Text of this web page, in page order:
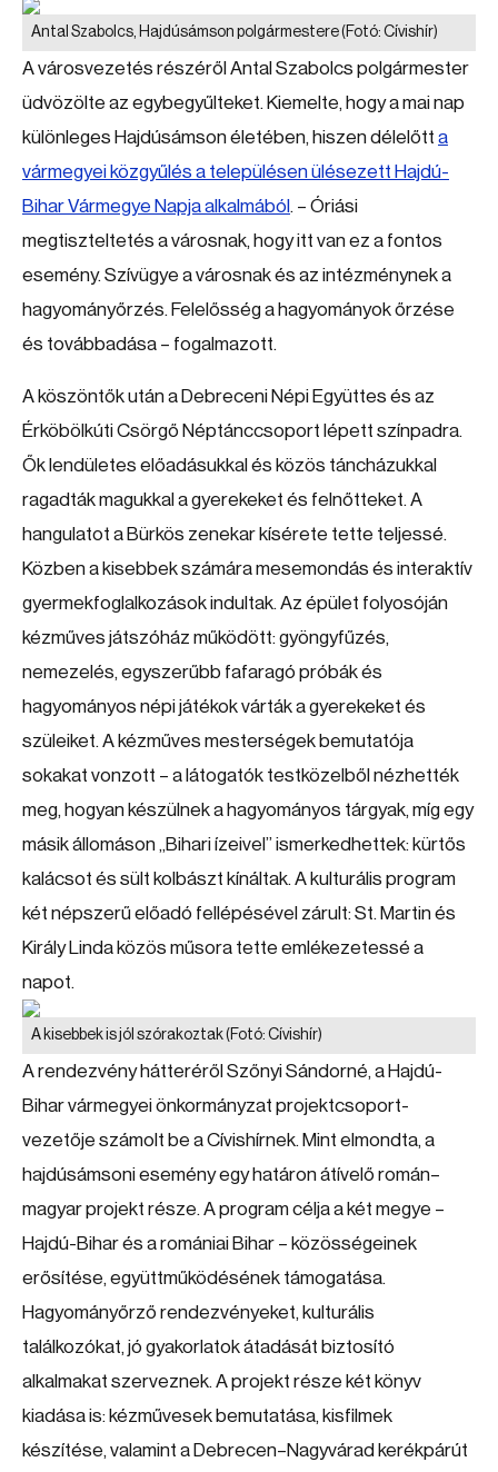
Antal Szabolcs, Hajdúsámson polgármestere(Fotó: Cívishír)
A városvezetés részéről Antal Szabolcs polgármester
üdvözölte az egybegyűlteket. Kiemelte, hogy a mai nap
különleges Hajdúsámson életében, hiszen délelőtt a
vármegyei közgyűlés a településen ülésezett Hajdú-
Bihar Vármegye Napja alkalmából . – Óriási
megtiszteltetés a városnak, hogy itt van ez a fontos
esemény. Szívügye a városnak és az intézménynek a
hagyományőrzés. Felelősség a hagyományok őrzése
és továbbadása – fogalmazott.
A köszöntők után a Debreceni Népi Együttes és az
Érköbölkúti Csörgő Néptánccsoport lépett színpadra.
Ők lendületes előadásukkal és közös táncházukkal
ragadták magukkal a gyerekeket és felnőtteket. A
hangulatot a Bürkös zenekar kísérete tette teljessé.
Közben a kisebbek számára mesemondás és interaktív
gyermekfoglalkozások indultak. Az épület folyosóján
kézműves játszóház működött: gyöngyfűzés,
nemezelés, egyszerűbb fafaragó próbák és
hagyományos népi játékok várták a gyerekeket és
szüleiket. A kézműves mesterségek bemutatója
sokakat vonzott – a látogatók testközelből nézhették
meg, hogyan készülnek a hagyományos tárgyak, míg egy
másik állomáson „Bihari ízeivel” ismerkedhettek: kürtős
kalácsot és sült kolbászt kínáltak. A kulturális program
két népszerű előadó fellépésével zárult: St. Martin és
Király Linda közös műsora tette emlékezetessé a
napot.
A kisebbek is jól szórakoztak(Fotó: Cívishír)
A rendezvény hátteréről Szőnyi Sándorné, a Hajdú-
Bihar vármegyei önkormányzat projektcsoport-
vezetője számolt be a Cívishírnek. Mint elmondta, a
hajdúsámsoni esemény egy határon átívelő román–
magyar projekt része. A program célja a két megye –
Hajdú-Bihar és a romániai Bihar – közösségeinek
erősítése, együttműködésének támogatása.
Hagyományőrző rendezvényeket, kulturális
találkozókat, jó gyakorlatok átadását biztosító
alkalmakat szerveznek. A projekt része két könyv
kiadása is: kézművesek bemutatása, kisfilmek
készítése, valamint a Debrecen–Nagyvárad kerékpárút